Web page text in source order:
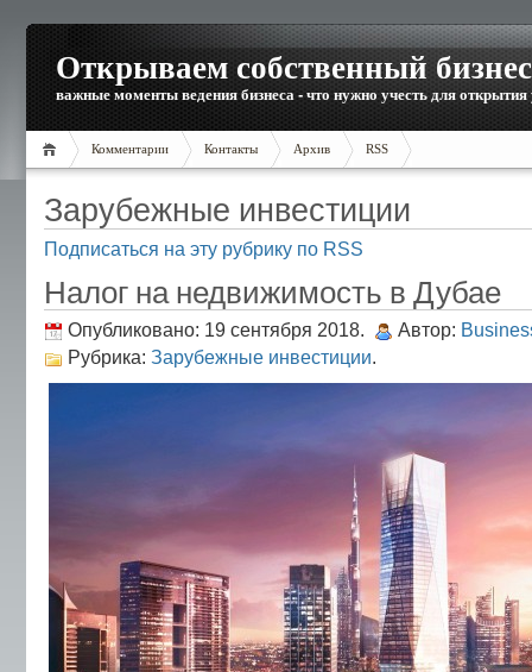
Открываем собственный бизнес
важные моменты ведения бизнеса - что нужно учесть для открытия
Комментарии Контакты Архив RSS
Зарубежные инвестиции
Подписаться на эту рубрику по RSS
Налог на недвижимость в Дубае
Опубликовано: 19 сентября 2018. Автор:
Рубрика: Зарубежные инвестиции.